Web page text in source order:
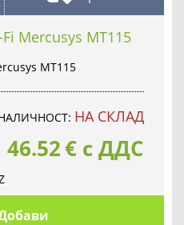
Mercusys MT115
MT115
НА СКЛАД
46.52€ с ДДС